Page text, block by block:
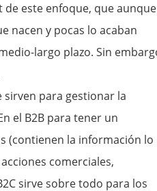
este enfoque, que aunque
nacen y pocas lo acaban
largo plazo. Sin
para gestionar la
el B2B para tener un
(contienen la información lo
comerciales,
sirve sobre todo para los